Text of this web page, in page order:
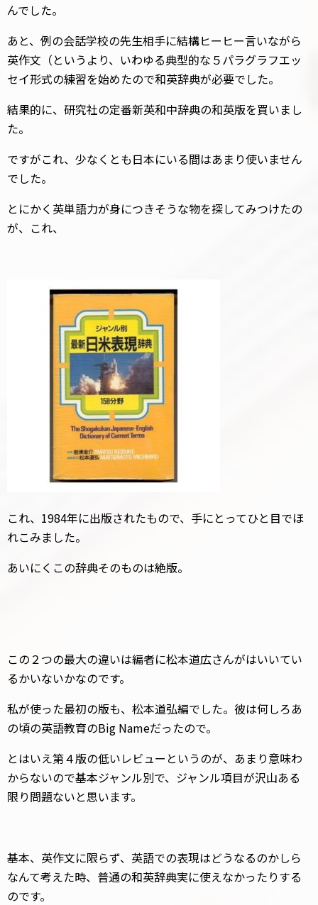
んでした。
あと、例の会話学校の先生相手に結構ヒーヒー言いながら
英作文（というより、いわゆる典型的な５パラグラフエッ
セイ形式の練習を始めたので和英辞典が必要でした。
結果的に、研究社の定番新英和中辞典の和英版を買いまし
た。
ですがこれ、少なくとも日本にいる間はあまり使いません
でした。
とにかく英単語力が身につきそうな物を探してみつけたの
が、これ、
これ、1984年に出版されたもので、手にとってひと目でほ
れこみました。
あいにくこの辞典そのものは絶版。
この２つの最大の違いは編者に松本道広さんがはいいてい
るかいないかなのです。
私が使った最初の版も、松本道弘編でした。彼は何しろあ
の頃の英語教育のBig Nameだったので。
とはいえ第４版の低いレビューというのが、あまり意味わ
からないので基本ジャンル別で、ジャンル項目が沢山ある
限り問題ないと思います。
基本、英作文に限らず、英語での表現はどうなるのかしら
なんて考えた時、普通の和英辞典実に使えなかったりする
のです。